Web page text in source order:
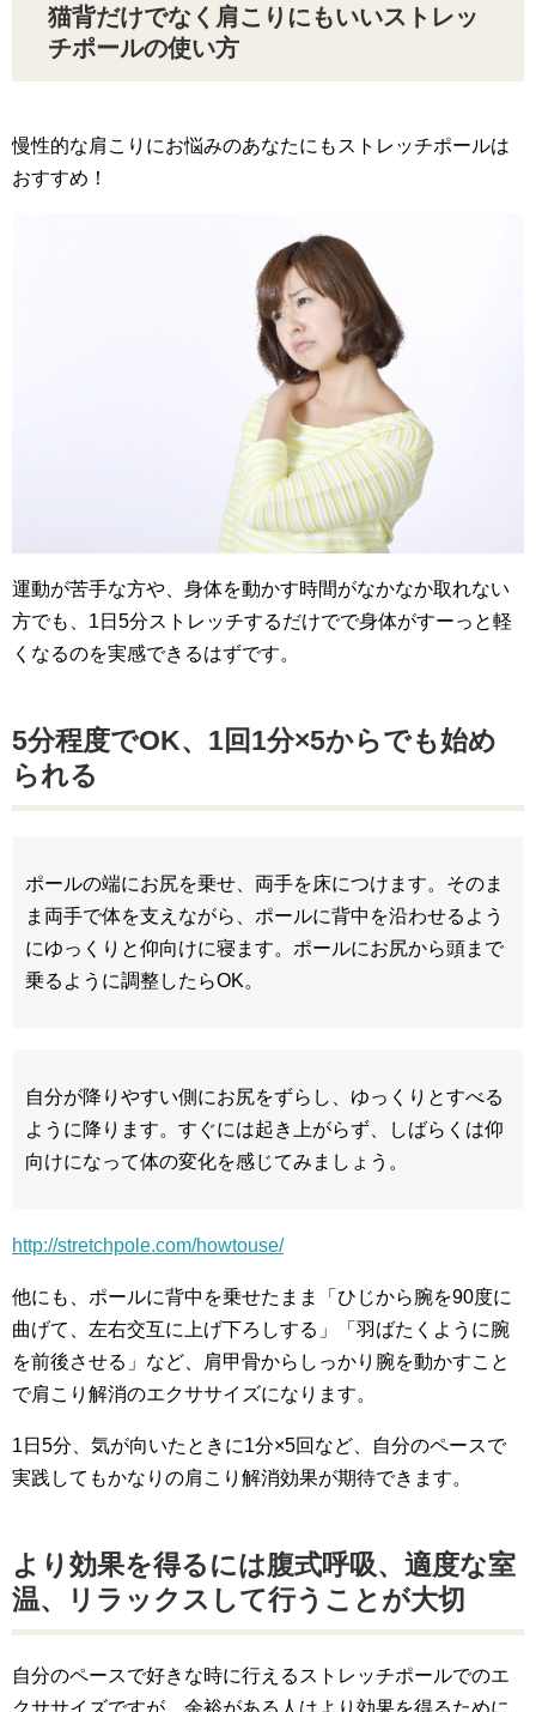
猫背だけでなく肩こりにもいいストレッ
チポールの使い方
慢性的な肩こりにお悩みのあなたにもストレッチポールは
おすすめ！
運動が苦手な方や、身体を動かす時間がなかなか取れない
方でも、1日5分ストレッチするだけでで身体がすーっと軽
くなるのを実感できるはずです。
5分程度でOK、1回1分×5からでも始め
られる
ポールの端にお尻を乗せ、両手を床につけます。そのま
ま両手で体を支えながら、ポールに背中を沿わせるよう
にゆっくりと仰向けに寝ます。ポールにお尻から頭まで
乗るように調整したらOK。
自分が降りやすい側にお尻をずらし、ゆっくりとすべる
ように降ります。すぐには起き上がらず、しばらくは仰
向けになって体の変化を感じてみましょう。
http://stretchpole.com/howtouse/
他にも、ポールに背中を乗せたまま「ひじから腕を90度に
曲げて、左右交互に上げ下ろしする」「羽ばたくように腕
を前後させる」など、肩甲骨からしっかり腕を動かすこと
で肩こり解消のエクササイズになります。
1日5分、気が向いたときに1分×5回など、自分のペースで
実践してもかなりの肩こり解消効果が期待できます。
より効果を得るには腹式呼吸、適度な室
温、リラックスして行うことが大切
自分のペースで好きな時に行えるストレッチポールでのエ